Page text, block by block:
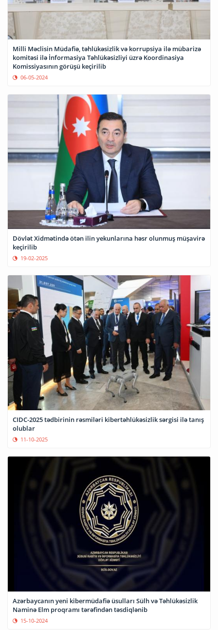
Milli Məclisin Müdafiə, təhlükəsizlik və korrupsiya ilə mübarizə
komitəsi ilə İnformasiya Təhlükəsizliyi üzrə Koordinasiya
Komissiyasının görüşü keçirilib
06-05-2024
Dövlət Xidmətində ötən ilin yekunlarına həsr olunmuş müşavirə
keçirilib
19-02-2025
CIDC-2025 tədbirinin rəsmiləri kibertəhlükəsizlik sərgisi ilə tanış
olublar
11-10-2025
Azərbaycanın yeni kibermüdafiə üsulları Sülh və Təhlükəsizlik
Naminə Elm proqramı tərəfindən təsdiqlənib
15-10-2024